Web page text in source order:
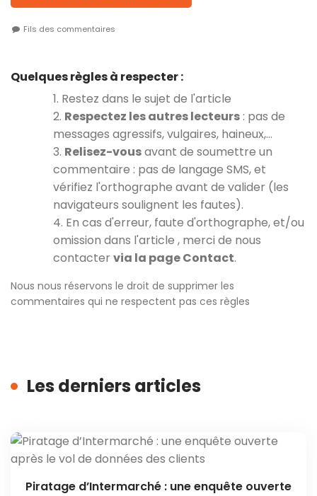
Fils des commentaires
Quelques règles à respecter :
1. Restez dans le sujet de l'article
2. Respectez les autres lecteurs : pas de
messages agressifs, vulgaires, haineux,…
3. Relisez-vousavant de soumettre un
commentaire : pas de langage SMS, et
vérifiez l'orthographe avant de valider (les
navigateurs soulignent les fautes).
4. En cas d'erreur, faute d'orthographe, et/ou
omission dans l'article , merci de nous
contacter via la page Contact.
Nous nous réservons le droit de supprimer les
commentaires qui ne respectent pas ces règles
Les derniers articles
Piratage d’Intermarché : une enquête ouverte